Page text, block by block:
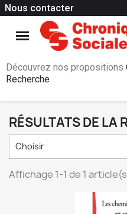
Nous contacter
Découvrez nos propositions
Recherche
RÉSULTATS DE LA
Choisir
Affichage 1-1 de 1